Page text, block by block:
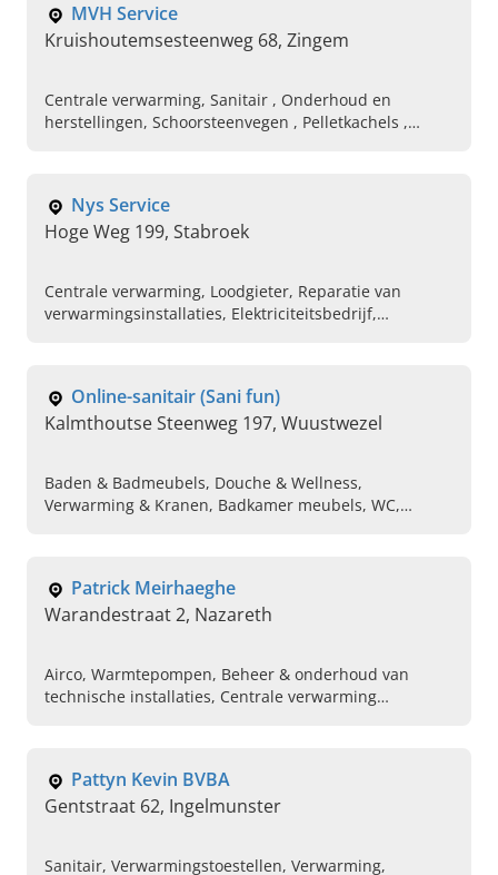
MVH Service
Kruishoutemsesteenweg 68, Zingem
Centrale verwarming, Sanitair , Onderhoud en
herstellingen, Schoorsteenvegen , Pelletkachels ,
Nys Service
Hoge Weg 199, Stabroek
Centrale verwarming, Loodgieter, Reparatie van
verwarmingsinstallaties, Elektriciteitsbedrijf,
Online-sanitair (Sani fun)
Kalmthoutse Steenweg 197, Wuustwezel
Baden & Badmeubels, Douche & Wellness,
Verwarming & Kranen, Badkamer meubels, WC,
Patrick Meirhaeghe
Warandestraat 2, Nazareth
Airco, Warmtepompen, Beheer & onderhoud van
technische installaties, Centrale verwarming
Pattyn Kevin BVBA
Gentstraat 62, Ingelmunster
Sanitair, Verwarmingstoestellen, Verwarming,